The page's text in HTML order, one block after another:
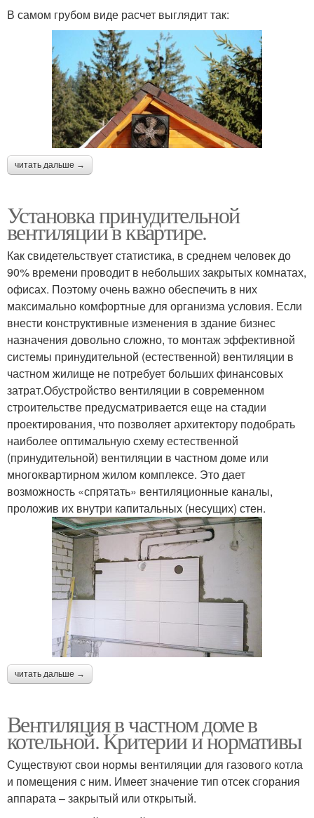
В самом грубом виде расчет выглядит так:
читать дальше →
Установка принудительной
вентиляции в квартире.
Как свидетельствует статистика, в среднем человек до
90% времени проводит в небольших закрытых комнатах,
офисах. Поэтому очень важно обеспечить в них
максимально комфортные для организма условия. Если
внести конструктивные изменения в здание бизнес
назначения довольно сложно, то монтаж эффективной
системы принудительной (естественной) вентиляции в
частном жилище не потребует больших финансовых
затрат.Обустройство вентиляции в современном
строительстве предусматривается еще на стадии
проектирования, что позволяет архитектору подобрать
наиболее оптимальную схему естественной
(принудительной) вентиляции в частном доме или
многоквартирном жилом комплексе. Это дает
возможность «спрятать» вентиляционные каналы,
проложив их внутри капитальных (несущих) стен.
читать дальше →
Вентиляция в частном доме в
котельной. Критерии и нормативы
Существуют свои нормы вентиляции для газового котла
и помещения с ним. Имеет значение тип отсек сгорания
аппарата – закрытый или открытый.